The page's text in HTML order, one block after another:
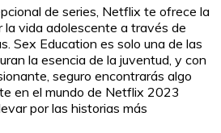
de series, Netflix te ofrece la
vida adolescente a través de
Sex Education es solo una de las
la esencia de la juventud, y con
seguro encontrarás algo
en el mundo de Netflix 2023
por las historias más